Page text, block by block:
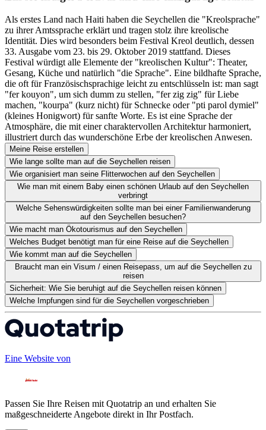
Als erstes Land nach Haiti haben die Seychellen die "Kreolsprache"
zu ihrer Amtssprache erklärt und tragen stolz ihre kreolische
Identität. Dies wird besonders beim Festival Kreol deutlich, dessen
33. Ausgabe vom 23. bis 29. Oktober 2019 stattfand. Dieses
Festival würdigt alle Elemente der "kreolischen Kultur": Theater,
Gesang, Küche und natürlich "die Sprache". Eine bildhafte Sprache,
die oft für Französischsprachige leicht zu entschlüsseln ist: man sagt
"fer kouyon", um sich dumm zu stellen, "fer zig zig" für Liebe
machen, "kourpa" (kurz nicht) für Schnecke oder "pti parol dymiel"
(kleines Honigwort) für sanfte Worte. Es ist eine Sprache der
Atmosphäre, die mit einer charaktervollen Architektur harmoniert,
illustriert durch das wunderschöne Erbe der kreolischen Anwesen.
Meine Reise erstellen
Wie lange sollte man auf die Seychellen reisen
Wie organisiert man seine Flitterwochen auf den Seychellen
Wie man mit einem Baby einen schönen Urlaub auf den Seychellen
verbringt
Welche Sehenswürdigkeiten sollte man bei einer Familienwanderung
auf den Seychellen besuchen?
Wie macht man Ökotourismus auf den Seychellen
Welches Budget benötigt man für eine Reise auf die Seychellen
Wie kommt man auf die Seychellen
Braucht man ein Visum / einen Reisepass, um auf die Seychellen zu
reisen
Sicherheit: Wie Sie beruhigt auf die Seychellen reisen können
Welche Impfungen sind für die Seychellen vorgeschrieben
Eine Website von
Passen Sie Ihre Reisen mit Quotatrip an und erhalten Sie
maßgeschneiderte Angebote direkt in Ihr Postfach.